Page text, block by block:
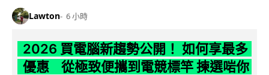
Lawton 6 小時
2026 買電腦新趨勢公開！ 如何享最多
優惠 從極致便攜到電競標竿 揀選啱你